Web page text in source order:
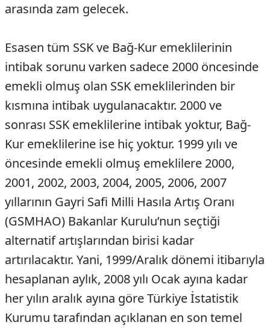
arasında zam gelecek.
Esasen tüm SSK ve Bağ-Kur emeklilerinin
intibak sorunu varken sadece 2000 öncesinde
emekli olmuş olan SSK emeklilerinden bir
kısmına intibak uygulanacaktır. 2000 ve
sonrası SSK emeklilerine intibak yoktur, Bağ-
Kur emeklilerine ise hiç yoktur. 1999 yılı ve
öncesinde emekli olmuş emeklilere 2000,
2001, 2002, 2003, 2004, 2005, 2006, 2007
yıllarının Gayri Safi Milli Hasıla Artış Oranı
(GSMHAO) Bakanlar Kurulu’nun seçtiği
alternatif artışlarından birisi kadar
artırılacaktır. Yani, 1999/Aralık dönemi itibarıyla
hesaplanan aylık, 2008 yılı Ocak ayına kadar
her yılın aralık ayına göre Türkiye İstatistik
Kurumu tarafından açıklanan en son temel